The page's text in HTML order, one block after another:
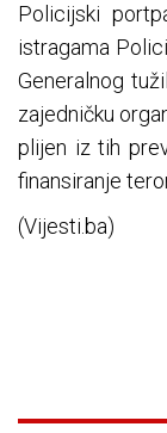
Policijski
istragama
Generalnog
zajedničku
plijen iz tih
finansiranje
(Vijesti.ba)